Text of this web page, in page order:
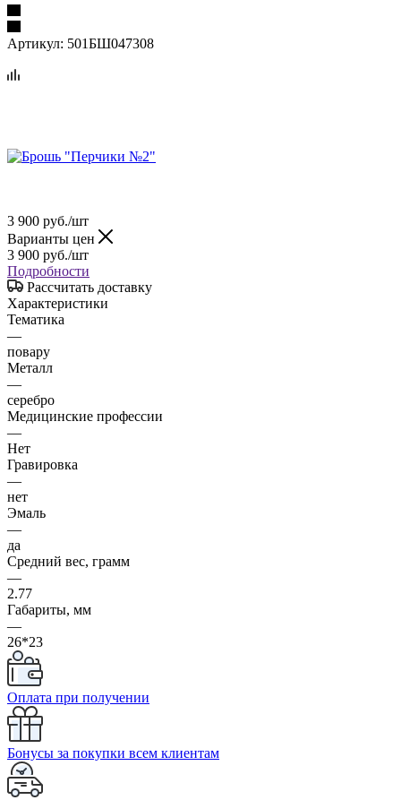
Артикул: 501БШ047308
3 900 руб./шт
Варианты цен
3 900 руб./шт
Подробности
Рассчитать доставку
Характеристики
Тематика
—
повару
Металл
—
серебро
Медицинские профессии
—
Нет
Гравировка
—
нет
Эмаль
—
да
Средний вес, грамм
—
2.77
Габариты, мм
—
26*23
Оплата при получении
Бонусы за покупки всем клиентам